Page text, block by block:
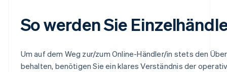
So werden Sie
Um auf dem Weg zur/zum Online-Händler/in stets den
behalten, benötigen Sie ein klares Verständnis der